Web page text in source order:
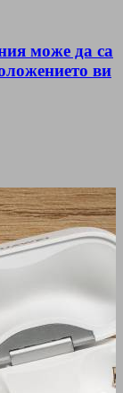
може да са
ви